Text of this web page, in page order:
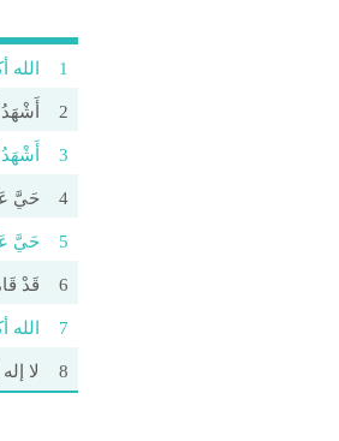
1 الله
2 أَشْهَدُ
3
4 حَيَّ
5 حَيَّ
6 قَدْ
7 الله
8 لا